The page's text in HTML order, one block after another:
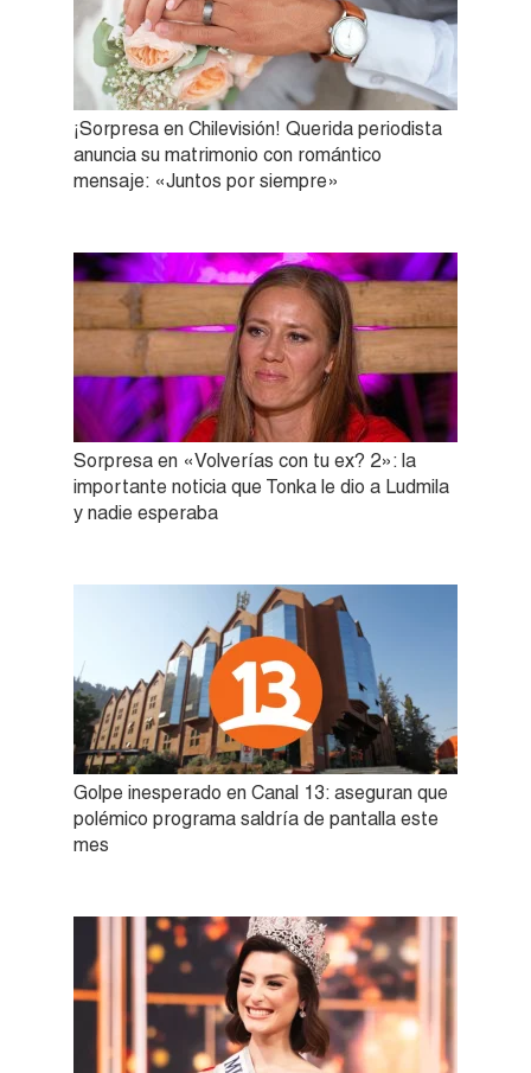
¡Sorpresa en Chilevisión! Querida periodista
anuncia su matrimonio con romántico
mensaje: «Juntos por siempre»
Sorpresa en «Volverías con tu ex? 2»: la
importante noticia que Tonka le dio a Ludmila
y nadie esperaba
Golpe inesperado en Canal 13: aseguran que
polémico programa saldría de pantalla este
mes